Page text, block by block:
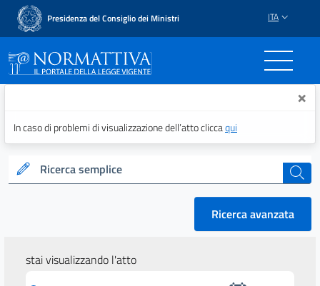
Presidenza del Consiglio dei Ministri ITA
Normattiva - Il portale ×
In caso di problemi di visualizzazione dell’atto cliccaqui
Ricerca semplice cerca
Ricerca avanzata
stai visualizzando l'atto